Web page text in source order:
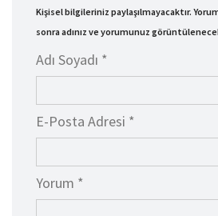
Kişisel bilgileriniz paylaşılmayacaktır.
sonra adınız ve yorumunuz
Adı Soyadı *
E-Posta Adresi *
Yorum *